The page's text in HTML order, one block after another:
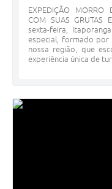
EXPEDIÇÃO MORRO
COM SUAS GRUTAS
sexta-feira,
especial, formado por
nossa região, que
experiência única de